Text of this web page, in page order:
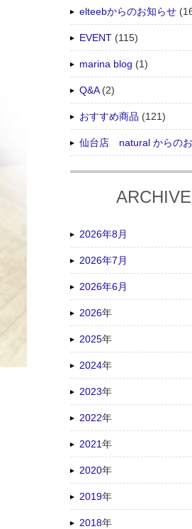
elteebからのお知らせ
EVENT (115)
marina blog (1)
Q&A(2)
おすすめ商品 (121)
仙台店 natural からの
2026年8月
2026年7月
2026年6月
2026年
2025年
2024年
2023年
2022年
2021年
2020年
2019年
2018年